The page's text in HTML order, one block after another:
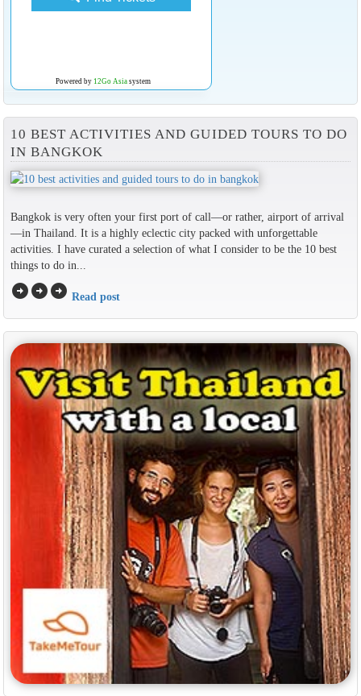
Powered by 12Go Asiasystem
10 BEST ACTIVITIES AND GUIDED TOURS TO DO
IN BANGKOK
Bangkok is very often your first port of call—or rather, airport of arrival
—in Thailand. It is a highly eclectic city packed with unforgettable
activities. I have curated a selection of what I consider to be the 10 best
things to do in...
arrow_circle_rightarrow_circle_rightarrow_circle_right Read post